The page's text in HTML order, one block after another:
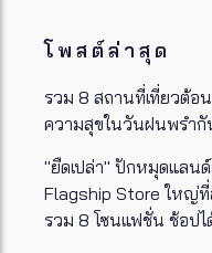
โพสต์ล่าสุด
รวม 8 สถานที่เที่ยวต้อ
ความสุขในวันฝนพรำกั
"ยืดเปล่า" ปักหมุดแลนด์
Flagship Store ใหญ่
รวม 8 โซนแฟชั่น ช้อปไ